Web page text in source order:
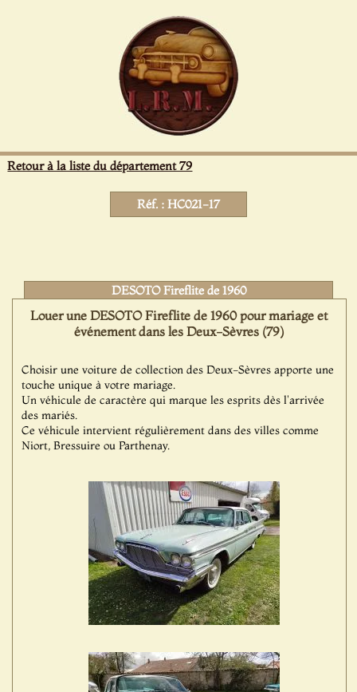
Retour à la liste du département 79
Réf. : HC021-17
DESOTO Fireflite de 1960
Louer une DESOTO Fireflite de 1960 pour mariage et
événement dans les Deux-Sèvres (79)
Choisir une voiture de collection des Deux-Sèvres apporte une
touche unique à votre mariage.
Un véhicule de caractère qui marque les esprits dès l'arrivée
des mariés.
Ce véhicule intervient régulièrement dans des villes comme
Niort, Bressuire ou Parthenay.